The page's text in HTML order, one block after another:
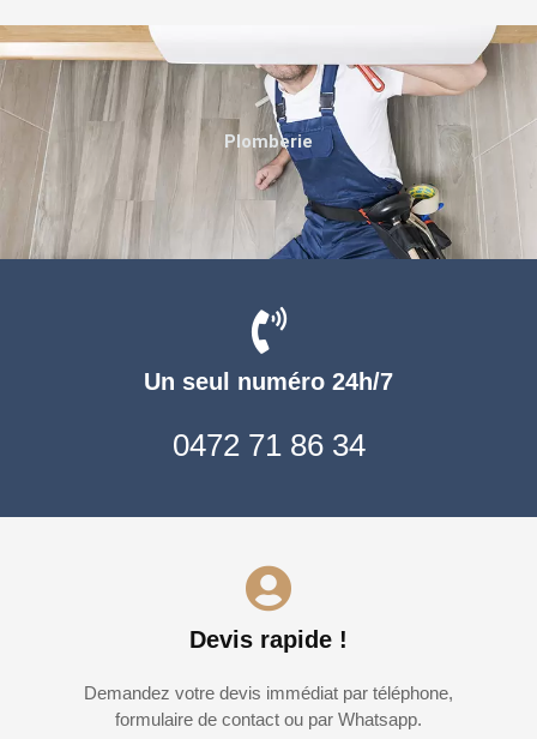
Un seul numéro 24h/7
0472 71 86 34
Devis rapide !
Demandez votre devis immédiat par téléphone,
formulaire de contact ou par Whatsapp.
Plomberie